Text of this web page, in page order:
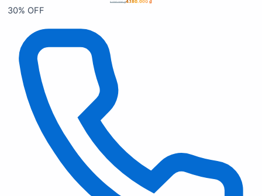
6.000.000₫4.180.000 ₫
30% OFF